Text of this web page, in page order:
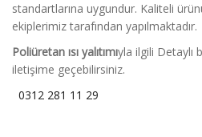
standartlarına uygundur. Kaliteli
ekiplerimiz tarafından yapılmaktadır.
Poliüretan ısı yalıtımıyla ilgili Detaylı
iletişime geçebilirsiniz.
0312 281 11 29